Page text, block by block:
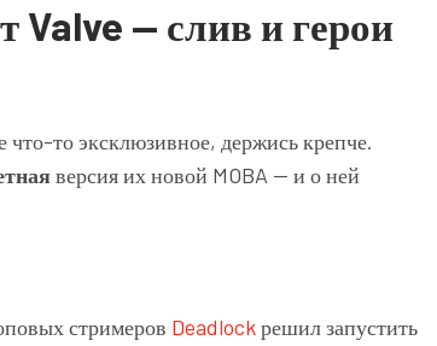
Valve — слив и герои
то эксклюзивное, держись крепче.
версия их новой MOBA — и о ней
стримеров Deadlockрешил запустить